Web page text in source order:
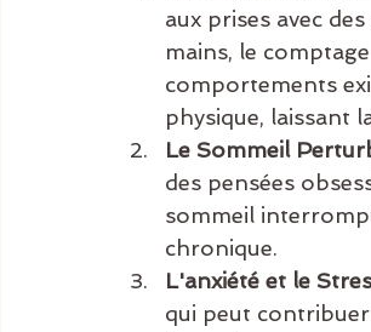
aux prises avec
mains, le
comportements
physique, laissant
Le Sommeil
des pensées
sommeil
chronique.
L'anxiété et le
qui peut